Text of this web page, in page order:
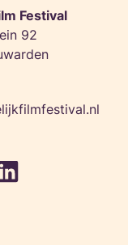
Festival
92